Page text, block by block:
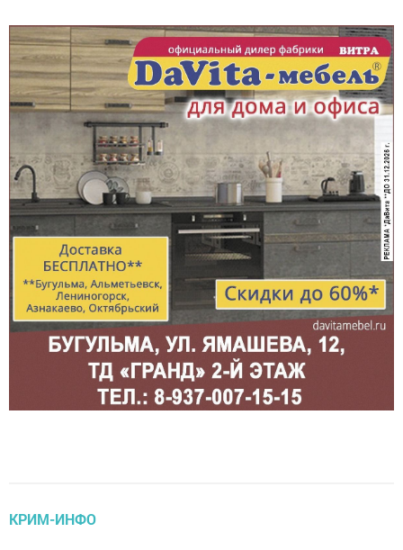
КРИМ-ИНФО